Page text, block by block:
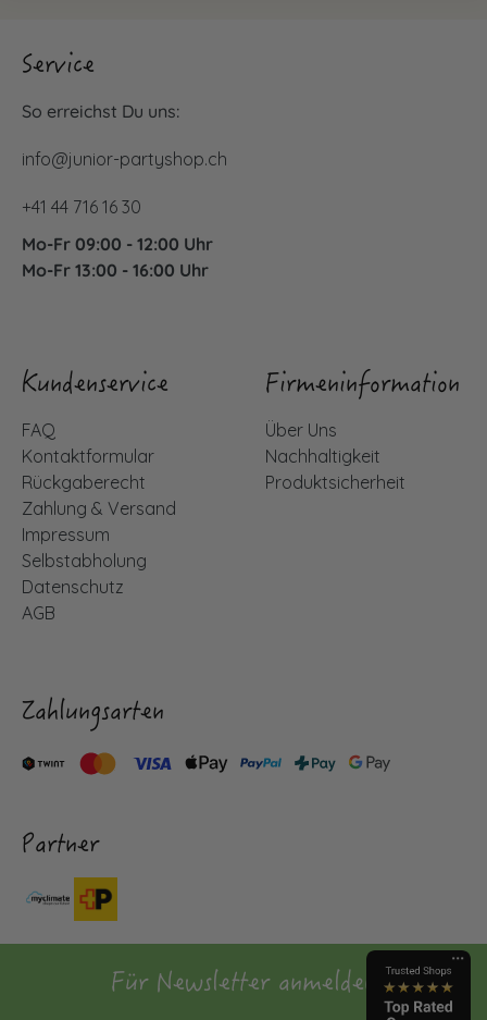
Service
So erreichst Du uns:
info@junior-partyshop.ch
+41 44 716 16 30
Mo-Fr 09:00 - 12:00 Uhr
Mo-Fr 13:00 - 16:00 Uhr
Kundenservice
FAQ
Kontaktformular
Rückgaberecht
Zahlung & Versand
Impressum
Selbstabholung
Datenschutz
AGB
Firmeninformation
Über Uns
Nachhaltigkeit
Produktsicherheit
Zahlungsarten
Partner
Für Newsletter anmelden